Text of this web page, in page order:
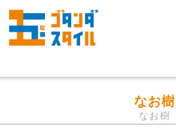
なお樹
なお樹